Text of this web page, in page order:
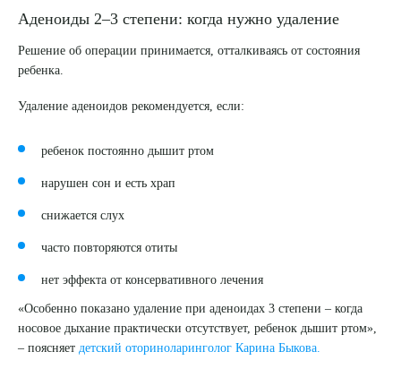
Аденоиды 2–3 степени: когда нужно удаление
Решение об операции принимается, отталкиваясь от состояния
ребенка.
Удаление аденоидов рекомендуется, если:
ребенок постоянно дышит ртом
нарушен сон и есть храп
снижается слух
часто повторяются отиты
нет эффекта от консервативного лечения
«Особенно показано удаление при аденоидах 3 степени – когда
носовое дыхание практически отсутствует, ребенок дышит ртом»,
– поясняет детский оториноларинголог Карина Быкова.
Выберите сопутствующую услугу